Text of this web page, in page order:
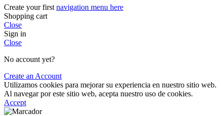
Create your first navigation menu here
Shopping cart
Close
Sign in
Close
No account yet?
Create an Account
Utilizamos cookies para mejorar su experiencia en nuestro sitio web.
Al navegar por este sitio web, acepta nuestro uso de cookies.
Accept